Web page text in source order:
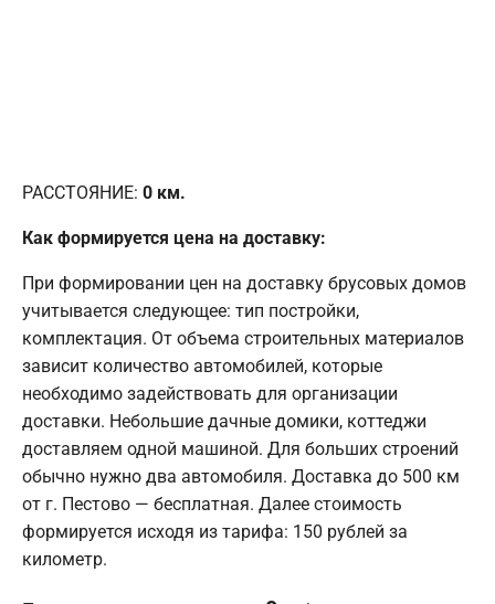
РАССТОЯНИЕ: 0 км.
Как формируется цена на доставку:
При формировании цен на доставку брусовых домов
учитывается следующее: тип постройки,
комплектация. От объема строительных материалов
зависит количество автомобилей, которые
необходимо задействовать для организации
доставки. Небольшие дачные домики, коттеджи
доставляем одной машиной. Для больших строений
обычно нужно два автомобиля. Доставка до 500 км
от г. Пестово — бесплатная. Далее стоимость
формируется исходя из тарифа: 150 рублей за
километр.